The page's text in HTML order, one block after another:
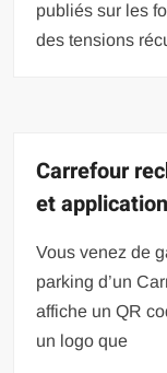
publiés sur les
des tensions
Carrefour
et
Vous venez de
parking d’un
affiche un QR
un logo que